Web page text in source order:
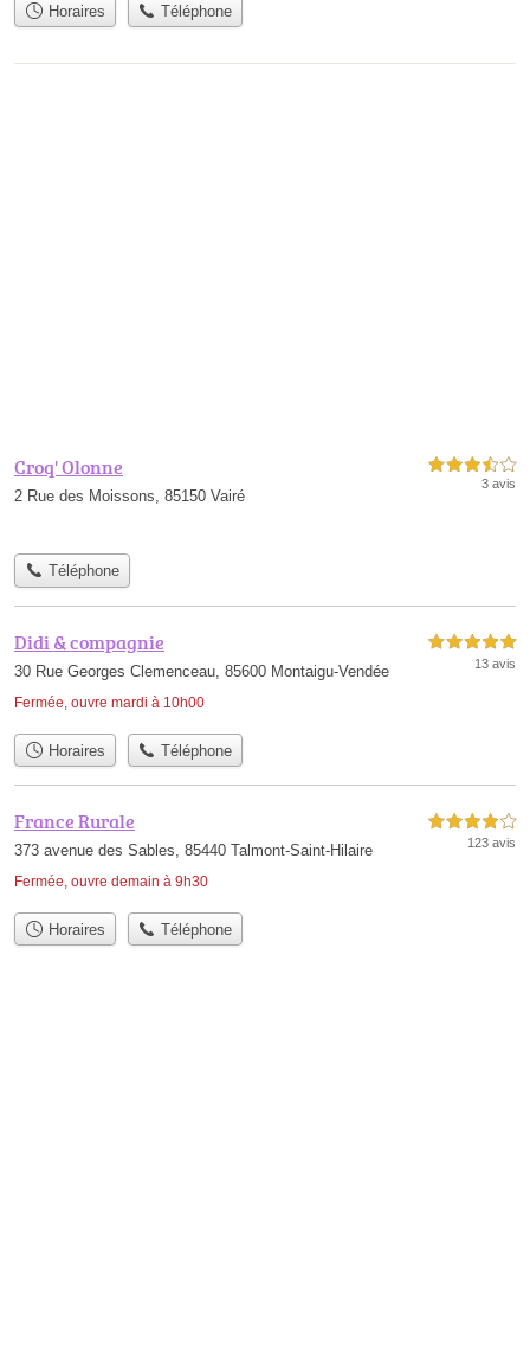
Horaires Téléphone
Croq' Olonne
2 Rue des Moissons, 85150 Vairé
3,5 étoiles sur 5
3 avis
Téléphone
Didi & compagnie
30 Rue Georges Clemenceau, 85600 Montaigu-Vendée
Fermée, ouvre mardi à 10h00
5,0 étoiles sur 5
13 avis
Horaires Téléphone
France Rurale
373 avenue des Sables, 85440 Talmont-Saint-Hilaire
Fermée, ouvre demain à 9h30
4,0 étoiles sur 5
123 avis
Horaires Téléphone